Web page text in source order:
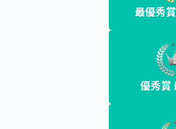
最優秀
優秀賞